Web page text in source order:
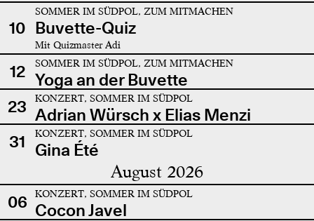
10
SOMMER IM SÜDPOL, ZUM MITMACHEN
Buvette-Quiz
Mit Quizmaster Adi
12 SOMMER IM SÜDPOL, ZUM MITMACHEN
Yoga an der Buvette
23
KONZERT, SOMMER IM SÜDPOL
Adrian Würsch x Elias Menzi
31
KONZERT, SOMMER IM SÜDPOL
Gina Été
August 2026
06 KONZERT, SOMMER IM SÜDPOL
Cocon Javel